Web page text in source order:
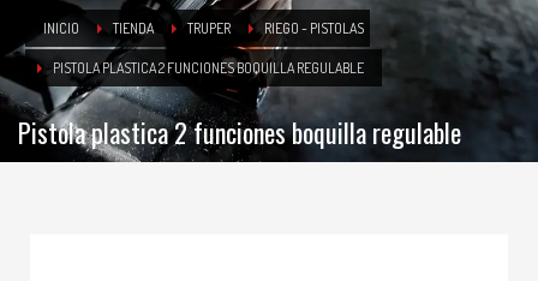
INICIO TIENDA TRUPER RIEGO - PISTOLAS
PISTOLA PLASTICA 2 FUNCIONES BOQUILLA REGULABLE
Pistola plastica 2 funciones boquilla regulable